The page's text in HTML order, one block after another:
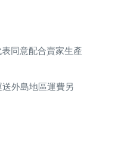
同意配合賣家生產
外島地區運費另